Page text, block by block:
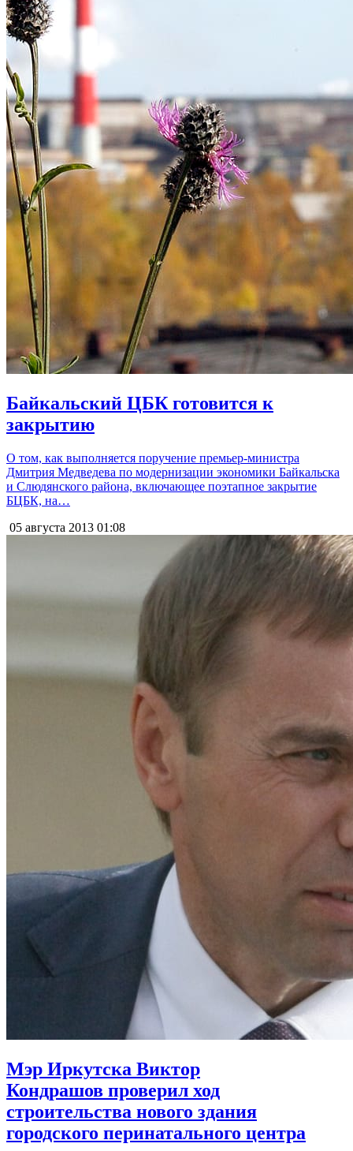
Байкальский ЦБК готовится к
закрытию
О том, как выполняется поручение премьер-министра
Дмитрия Медведева по модернизации экономики Байкальска
и Слюдянского района, включающее поэтапное закрытие
БЦБК, на…
05 августа 2013 01:08
Мэр Иркутска Виктор
Кондрашов проверил ход
строительства нового здания
городского перинатального центра